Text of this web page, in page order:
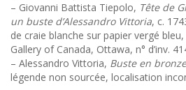
– Giovanni Battista Tiepolo, Tête de
un buste d’Alessandro Vittoria, c.
de craie blanche sur papier vergé
Gallery of Canada, Ottawa, n° d’inv.
– Alessandro Vittoria, Buste en bronze
légende non sourcée, localisation